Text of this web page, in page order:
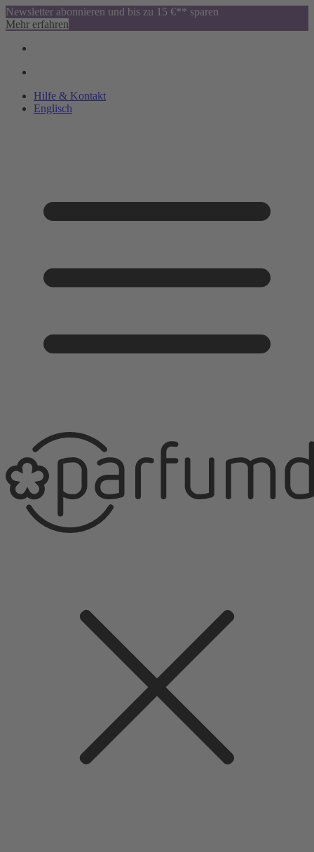
Newsletter abonnieren und bis zu 15 €** sparen
Mehr erfahren
Hilfe & Kontakt
Englisch